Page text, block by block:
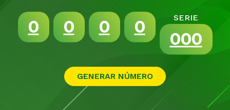
0
0 0 0 SERIE
000